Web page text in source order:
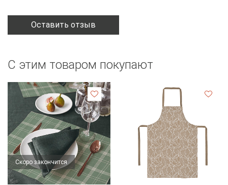
Оставить отзыв
С этим товаром покупают
Скоро закончится